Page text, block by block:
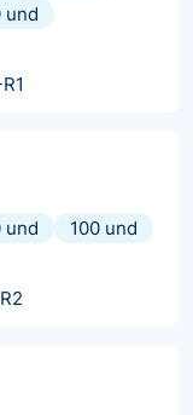
und
und
100 und